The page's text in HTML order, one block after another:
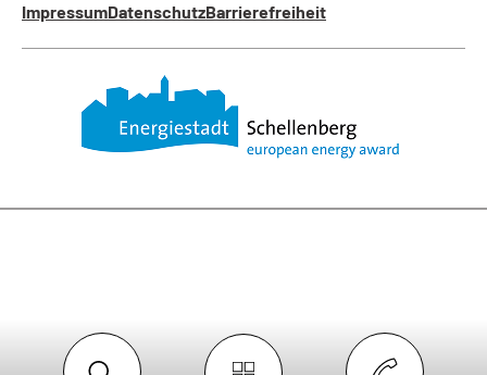
ImpressumDatenschutzBarrierefreiheit